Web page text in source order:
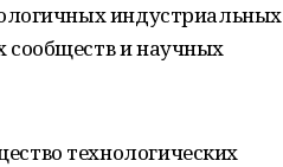
индустриальных
сообществ и научных
технологических